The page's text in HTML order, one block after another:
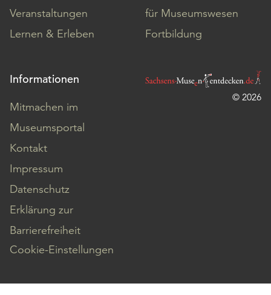
Veranstaltungen
Lernen & Erleben
für Museumswesen
Fortbildung
Informationen
Mitmachen im
Museumsportal
Kontakt
Impressum
Datenschutz
Erklärung zur
Barrierefreiheit
Cookie-Einstellungen
© 2026